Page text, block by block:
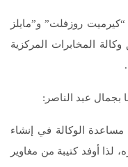
روزفلت” و”مايلز
المخابرات المركزية
بجمال عبد الناصر:
الوكالة في إنشاء
لذا أوفد كتيبة من مغاوير